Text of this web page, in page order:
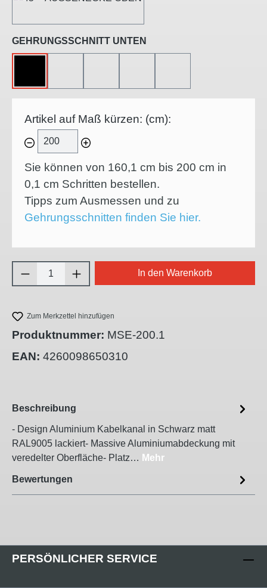
GEHRUNGSSCHNITT UNTEN
Artikel auf Maß kürzen: (cm):
Sie können von 160,1 cm bis 200 cm in
0,1 cm Schritten bestellen.
Tipps zum Ausmessen und zu
Gehrungsschnitten finden Sie hier.
Produkt Anzahl: Gib den gewünschten
In den Warenkorb
Zum Merkzettel hinzufügen
Produktnummer: MSE-200.1
EAN: 4260098650310
Beschreibung
- Design Aluminium Kabelkanal in Schwarz matt
RAL9005 lackiert- Massive Aluminiumabdeckung mit
veredelter Oberfläche- Platz… Mehr
Bewertungen
PERSÖNLICHER SERVICE